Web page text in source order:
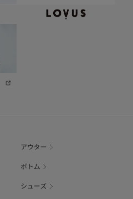
アウター
ボトム
シューズ